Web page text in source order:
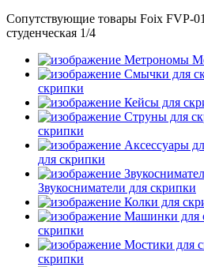
Сопутствующие товары Foix FVP-
студенческая 1/4
скрипки
скрипки
для скрипки
Звукосниматели для скрипки
скрипки
скрипки